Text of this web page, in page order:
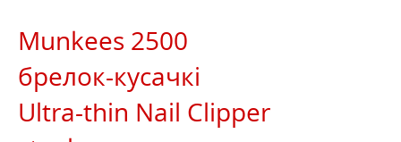
Munkees 2500
брелок-кусачкі
Ultra-thin Nail Clipper